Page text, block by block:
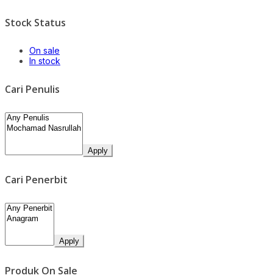
Stock Status
On sale
In stock
Cari Penulis
Apply
Cari Penerbit
Apply
Produk On Sale